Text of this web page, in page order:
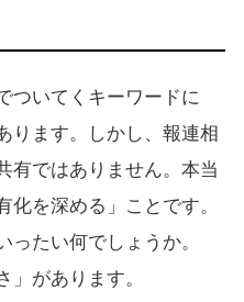
ついてくキーワードに
ります。しかし、報連相
有ではありません。本当
を深める」ことです。
ったい何でしょうか。
があります。